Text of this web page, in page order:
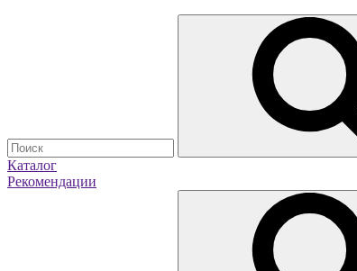
Каталог
Рекомендации